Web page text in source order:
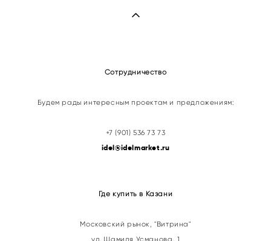
Сотрудничество
Будем рады интересным проектам и предложениям:
+7 (901) 536 73 73
idel@idelmarket.ru
Где купить в Казани
Московский рынок, "Витрина"
ул. Шамиля Усманова, 1